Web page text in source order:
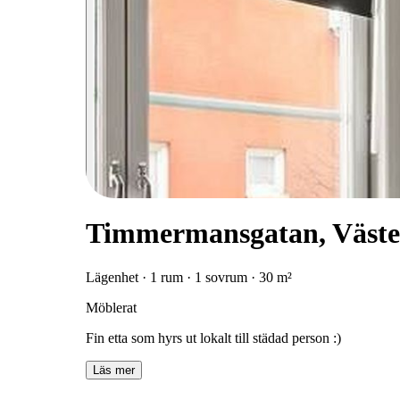
Timmermansgatan,
Lägenhet · 1 rum · 1 sovrum · 30 m²
Möblerat
Fin etta som hyrs ut lokalt till städad person :)
Läs mer